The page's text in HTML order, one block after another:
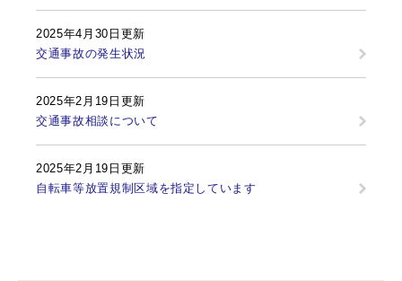
2025年4月30日更新
交通事故の発生状況
2025年2月19日更新
交通事故相談について
2025年2月19日更新
自転車等放置規制区域を指定しています